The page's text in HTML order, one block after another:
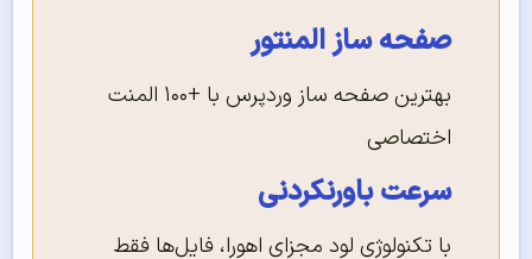
صفحه ساز المنتور
بهترین صفحه ساز وردپرس با +۱۰۰ المنت
اختصاصی
سرعت باورنکردنی
با تکنولوژی لود مجزای اهورا، فایل‌ها فقط